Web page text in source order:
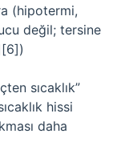
(hipotermi,
değil; tersine
sıcaklık”
hissi
daha